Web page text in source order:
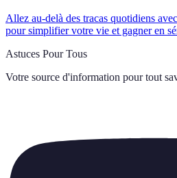
Allez au-delà des tracas quotidiens
pour simplifier votre vie et gagner en
Astuces Pour Tous
Votre source d'information pour tout